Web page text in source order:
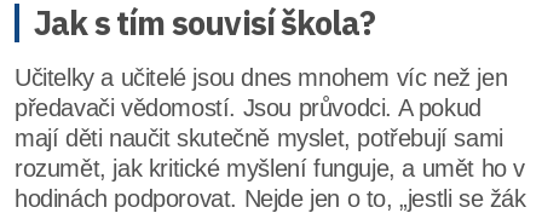
Jak s tím souvisí škola?
Učitelky a učitelé jsou dnes mnohem víc než jen
předavači vědomostí. Jsou průvodci. A pokud
mají děti naučit skutečně myslet, potřebují sami
rozumět, jak kritické myšlení funguje, a umět ho v
hodinách podporovat. Nejde jen o to, „jestli se žák